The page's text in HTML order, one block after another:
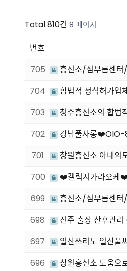
Total 810건 8 페이지
번호
705
흥신소/심부름센터
704
합법적 정식허가업
703
청주흥신소의 합법
702
강남풀사롱❤️OlO-
701
창원흥신소 아내외
700
❤️갤럭시가라오
699
흥신소/심부름센터
698
진주 출장 산후관리
697
일산쓰리노 일산
696
창원흥신소 도움으